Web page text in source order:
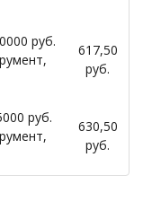
руб.
617,50
руб.
руб.
630,50
руб.